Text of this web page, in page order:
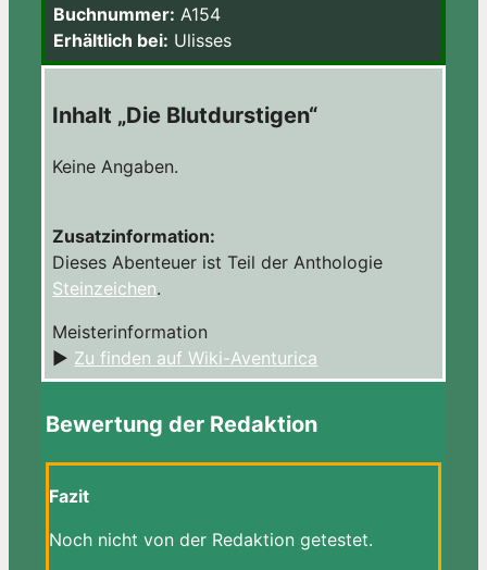
Buchnummer: A154
Erhältlich bei: Ulisses
Inhalt „Die Blutdurstigen“
Keine Angaben.
Zusatzinformation:
Dieses Abenteuer ist Teil der Anthologie
Steinzeichen.
Meisterinformation
► Zu finden auf Wiki-Aventurica
Bewertung der Redaktion
Fazit
Noch nicht von der Redaktion getestet.